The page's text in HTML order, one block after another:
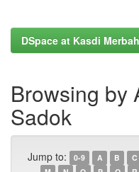
DSpace at Kasdi
Browsing by
Sadok
Jump to: 0-9 A B C